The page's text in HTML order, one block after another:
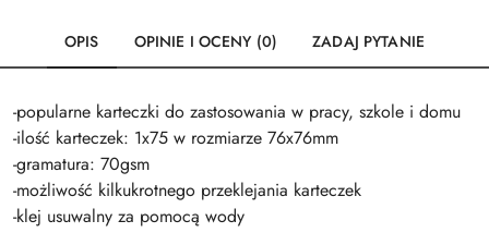
OPIS OPINIE I OCENY (0) ZADAJ PYTANIE
-popularne karteczki do zastosowania w pracy, szkole i domu
-ilość karteczek: 1x75 w rozmiarze 76x76mm
-gramatura: 70gsm
-możliwość kilkukrotnego przeklejania karteczek
-klej usuwalny za pomocą wody